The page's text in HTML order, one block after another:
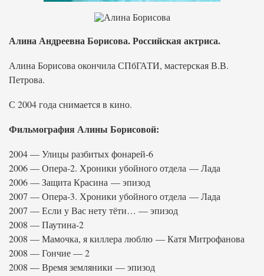
Алина Андреевна Борисова. Российская актриса.
Алина Борисова окончила СПбГАТИ, мастерская В.В.
Петрова.
С 2004 года снимается в кино.
Фильмография Алины Борисовой:
2004 — Улицы разбитых фонарей-6
2006 — Опера-2. Хроники убойного отдела — Лада
2006 — Защита Красина — эпизод
2007 — Опера-3. Хроники убойного отдела — Лада
2007 — Если у Вас нету тёти… — эпизод
2008 — Паутина-2
2008 — Мамочка, я киллера люблю — Катя Митрофанова
2008 — Гончие — 2
2008 — Время земляники — эпизод